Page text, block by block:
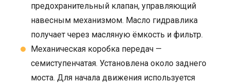
предохранительный клапан, управляющий
навесным механизмом. Масло гидравлика
получает через масляную ёмкость и фильтр.
Механическая коробка передач —
семиступенчатая. Установлена около заднего
моста. Для начала движения используется